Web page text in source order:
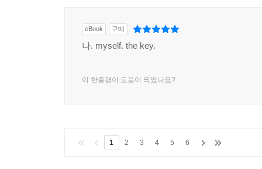
eBook 구매
나. myself. the key.
이 한줄평이 도움이 되었나요?
1 2 3 4 5 6